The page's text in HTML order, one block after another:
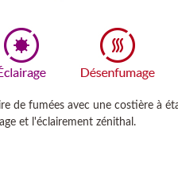
de fumées avec une costière à
et l'éclairement zénithal.